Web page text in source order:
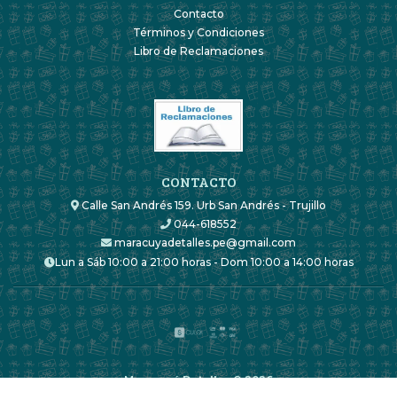
Contacto
Términos y Condiciones
Libro de Reclamaciones
CONTACTO
Calle San Andrés 159. Urb San Andrés - Trujillo
044-618552
maracuyadetalles.pe@gmail.com
Lun a Sáb 10:00 a 21:00 horas - Dom 10:00 a 14:00 horas
Maracuyá Detalles © 2026